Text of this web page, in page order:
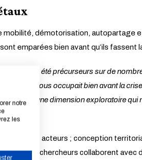
mobilité, démotorisation,
emparées bien avant qu’ils fassent
nous avons été précurseurs sur de
qui nous occupait bien avant la
souvent une dimension exploratoire
et acteurs ; conception
les chercheurs collaborent
notre
les